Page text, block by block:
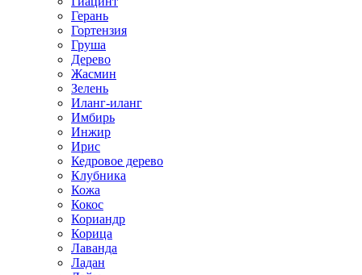
Герань
Гортензия
Груша
Дерево
Жасмин
Зелень
Иланг-иланг
Имбирь
Инжир
Ирис
Кедровое дерево
Клубника
Кожа
Кокос
Кориандр
Корица
Лаванда
Ладан